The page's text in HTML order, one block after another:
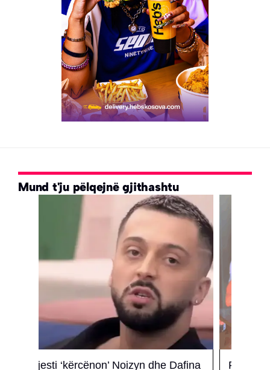
Mund t'ju pëlqejnë gjithashtu
Flet për herë të parë burri i gruas që